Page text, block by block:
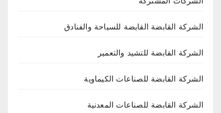
الشركة القابضة القابضة للسياحة والفنادق
الشركة القابضة للتشيد والتعمير
الشركة القابضة للصناعات الكيماوية
الشركة القابضة للصناعات المعدنية